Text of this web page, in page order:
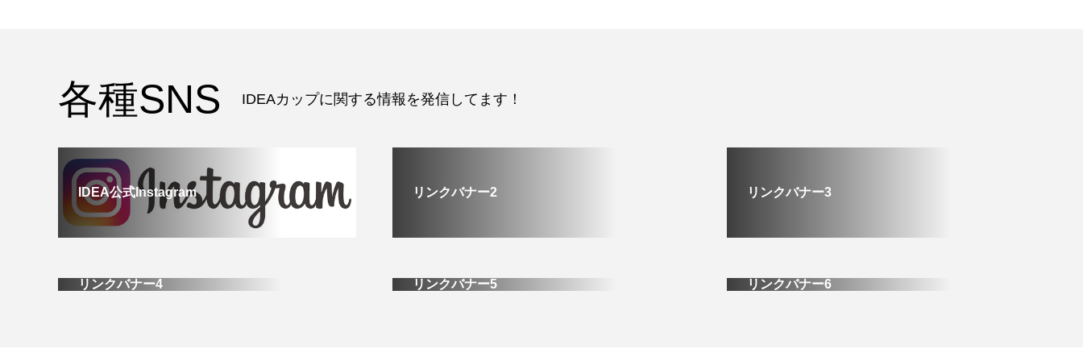
各種SNS IDEAカップに関する情報を発信してます！
IDEA公式Instagram リンクバナー2 リンクバナー3
リンクバナー4 リンクバナー5 リンクバナー6